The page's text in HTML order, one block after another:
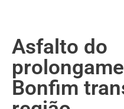
Asfalto do
Bonfim